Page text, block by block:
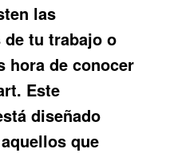
las
tu trabajo o
hora de conocer
. Este
diseñado
que